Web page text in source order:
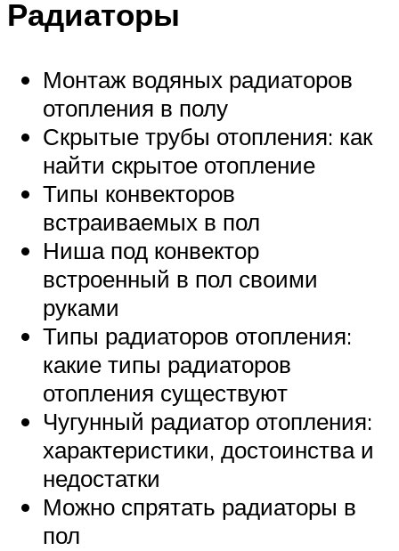
Радиаторы
Монтаж водяных радиаторов
отопления в полу
Скрытые трубы отопления: как
найти скрытое отопление
Типы конвекторов
встраиваемых в пол
Ниша под конвектор
встроенный в пол своими
руками
Типы радиаторов отопления:
какие типы радиаторов
отопления существуют
Чугунный радиатор отопления:
характеристики, достоинства и
недостатки
Можно спрятать радиаторы в
пол